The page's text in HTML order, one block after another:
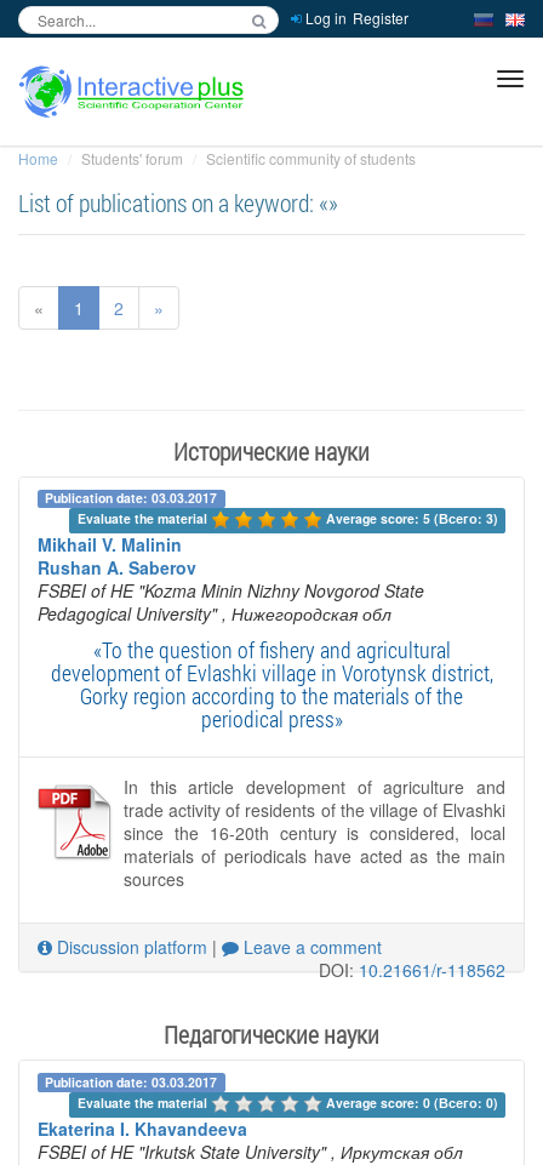
Log in Register
Home Students' forum Scientific community of students
List of publications on a keyword: «»
« 1 2 »
Исторические науки
Publication date: 03.03.2017
Evaluate the material
Average score: 5 (Всего: 3)
Mikhail V. Malinin
Rushan A. Saberov
FSBEI of HE "Kozma Minin Nizhny Novgorod State
Pedagogical University" , Нижегородская обл
«To the question of fishery and agricultural
development of Evlashki village in Vorotynsk district,
Gorky region according to the materials of the
periodical press»
In this article development of agriculture and
trade activity of residents of the village of Elvashki
since the 16-20th century is considered, local
materials of periodicals have acted as the main
sources
Discussion platform |
Leave a comment
DOI:10.21661/r-118562
Педагогические науки
Publication date: 03.03.2017
Evaluate the material
Average score: 0 (Всего: 0)
Ekaterina I. Khavandeeva
FSBEI of HE "Irkutsk State University" , Иркутская обл